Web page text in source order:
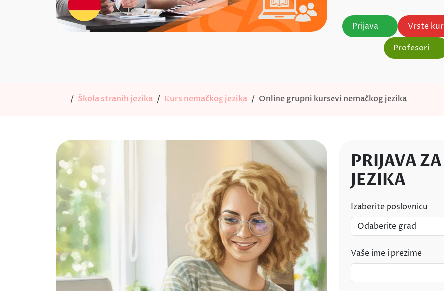
Prijava Vrste
Profesori
Škola stranih jezika Kurs nemačkog jezika Online grupni kursevi nemačkog jezika
PRIJAVA
JEZIKA
Izaberite poslovnicu
Vaše ime i prezime